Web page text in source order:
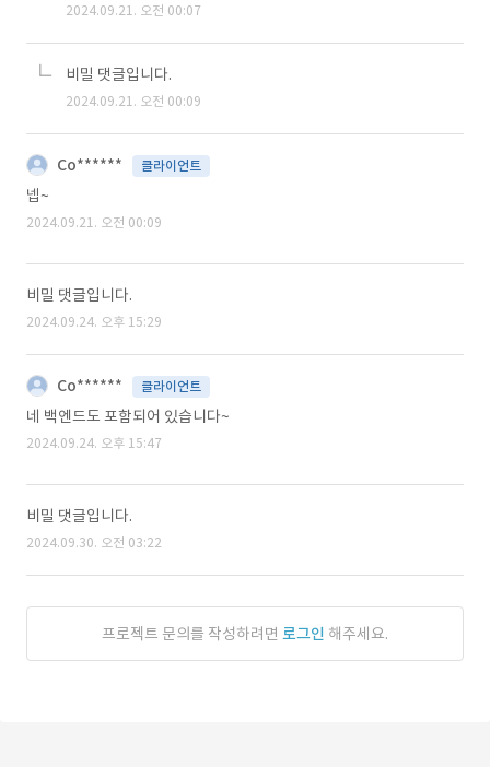
2024.09.21. 오전 00:07
비밀 댓글입니다.
2024.09.21. 오전 00:09
Co****** 클라이언트
넵~
2024.09.21. 오전 00:09
비밀 댓글입니다.
2024.09.24. 오후 15:29
Co****** 클라이언트
네 백엔드도 포함되어 있습니다~
2024.09.24. 오후 15:47
비밀 댓글입니다.
2024.09.30. 오전 03:22
프로젝트 문의를 작성하려면 로그인 해주세요.